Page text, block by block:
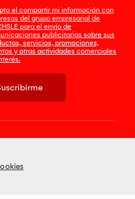
el compartir mi información con
del grupo empresarial de
para el envío de
publicitarias sobre sus
servicios, promociones,
y otras actividades comerciales